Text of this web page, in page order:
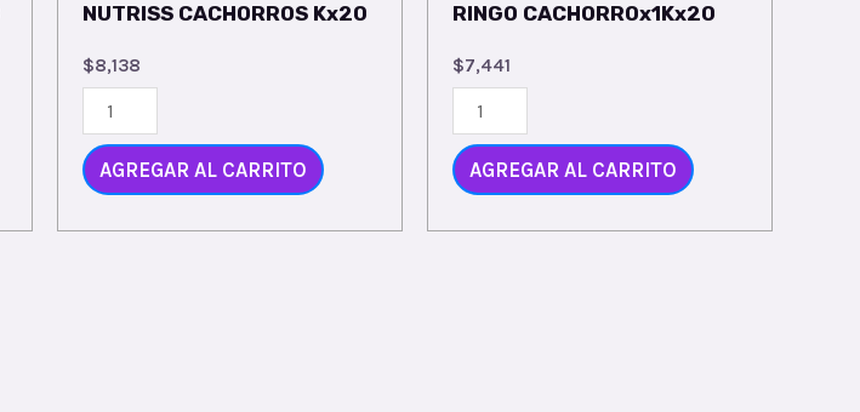
NUTRISS CACHORROS Kx20
$8,138
AGREGAR AL CARRITO
RINGO CACHORROx1Kx20
$7,441
AGREGAR AL CARRITO